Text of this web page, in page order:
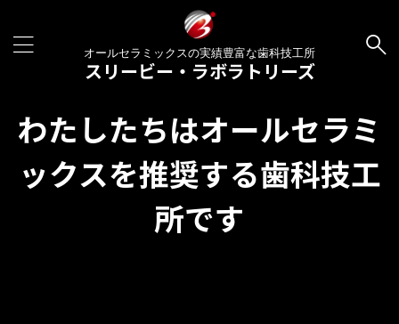
オールセラミックスの実績豊富な歯科技工所
スリービー・ラボラトリーズ
わたしたちはオールセラミ
ックスを推奨する歯科技工
所です